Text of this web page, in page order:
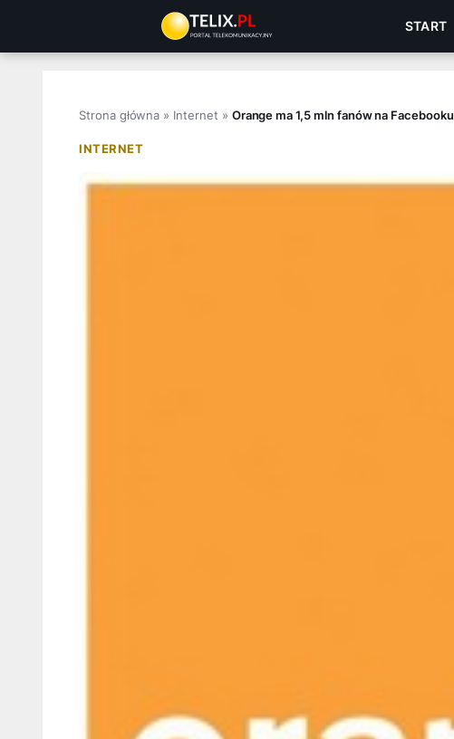
treści
START
Strona główna » Internet » Orange ma 1,5 mln fanów na Facebooku
INTERNET